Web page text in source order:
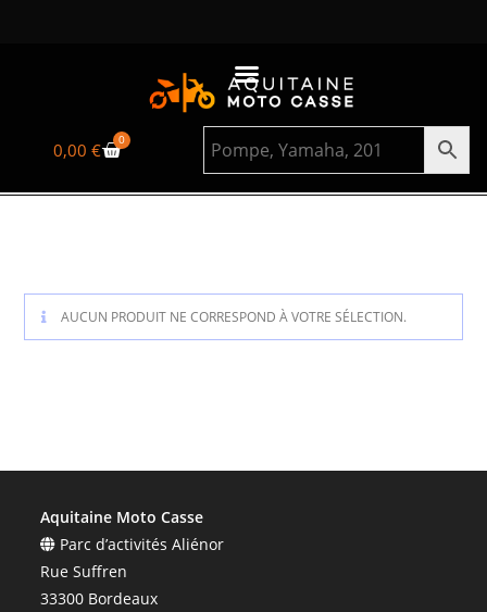
0,00€ 0
AUCUN PRODUIT NE CORRESPOND À VOTRE SÉLECTION.
Aquitaine Moto Casse
Parc d’activités Aliénor
Rue Suffren
33300 Bordeaux